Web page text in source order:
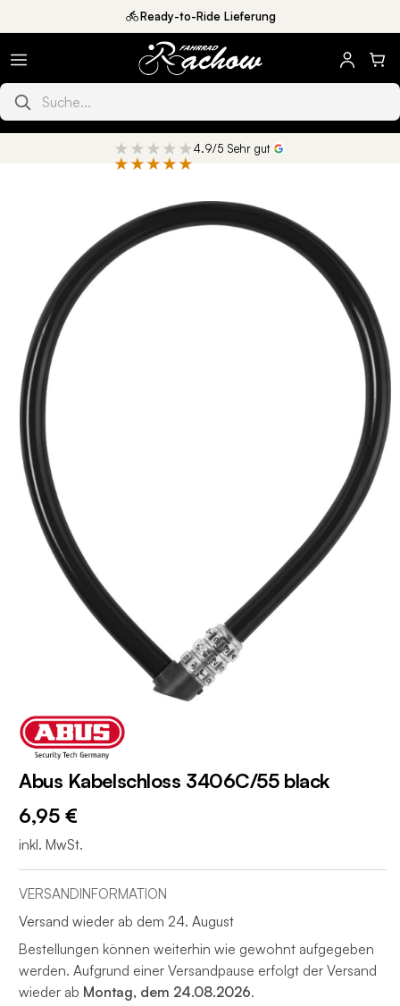
Inhalt
Ready-to-Ride Lieferung
Produkte suchen
★★★★★
★★★★★
4.9/5 Sehr gut
Abus Kabelschloss 3406C/55 black
6,95 €
inkl. MwSt.
VERSANDINFORMATION
Versand wieder ab dem 24. August
Bestellungen können weiterhin wie gewohnt aufgegeben
werden. Aufgrund einer Versandpause erfolgt der Versand
wieder ab Montag, dem 24.08.2026.